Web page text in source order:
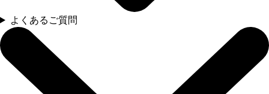
よくあるご質問